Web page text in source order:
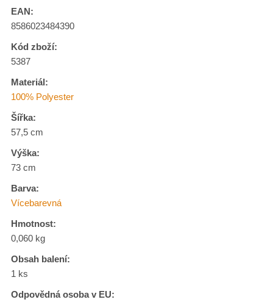
EAN:
8586023484390
Kód zboží:
5387
Materiál:
100% Polyester
Šířka:
57,5 cm
Výška:
73 cm
Barva:
Vícebarevná
Hmotnost:
0,060 kg
Obsah balení:
1 ks
Odpovědná osoba v EU: